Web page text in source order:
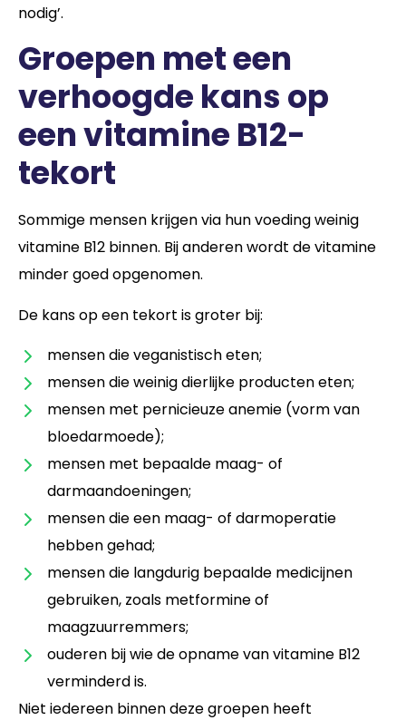
nodig’.
Groepen met een
verhoogde kans op
een vitamine B12-
tekort
Sommige mensen krijgen via hun voeding weinig
vitamine B12 binnen. Bij anderen wordt de vitamine
minder goed opgenomen.
De kans op een tekort is groter bij:
mensen die veganistisch eten;
mensen die weinig dierlijke producten eten;
mensen met pernicieuze anemie (vorm van
bloedarmoede);
mensen met bepaalde maag- of
darmaandoeningen;
mensen die een maag- of darmoperatie
hebben gehad;
mensen die langdurig bepaalde medicijnen
gebruiken, zoals metformine of
maagzuurremmers;
ouderen bij wie de opname van vitamine B12
verminderd is.
Niet iedereen binnen deze groepen heeft